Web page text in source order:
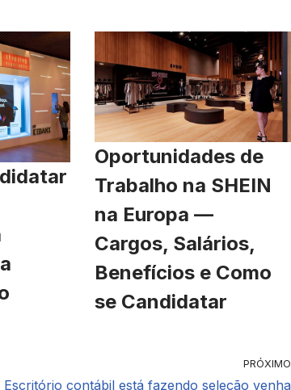
Oportunidades de
Trabalho na SHEIN
na Europa —
Cargos, Salários,
Benefícios e Como
se Candidatar
PRÓXIMO
Escritório contábil está fazendo seleção venha